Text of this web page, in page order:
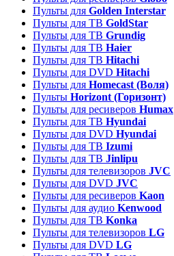
Пульты для Golden Interstar
Пульты для ТВ GoldStar
Пульты для ТВ Grundig
Пульты для ТВ Haier
Пульты для ТВ Hitachi
Пульты для DVD Hitachi
Пульты для Homecast (Воля)
Пульты Horizont (Горизонт)
Пульты для ресиверов Humax
Пульты для ТВ Hyundai
Пульты для DVD Hyundai
Пульты для ТВ Izumi
Пульты для ТВ Jinlipu
Пульты для телевизоров JVC
Пульты для DVD JVC
Пульты для ресиверов Kaon
Пульты для аудио Kenwood
Пульты для ТВ Konka
Пульты для телевизоров LG
Пульты для DVD LG